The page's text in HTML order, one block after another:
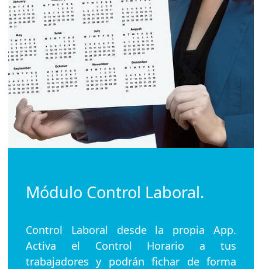
Módulo Control Laboral.
Control Laboral desde la propia App.
Activa el Control Horario a tus
trabajadores y podrán fichar de forma